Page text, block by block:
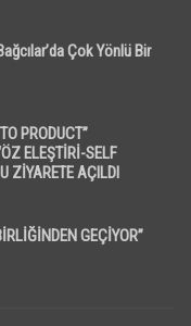
Çok Yönlü Bir
PRODUCT”
ELEŞTİRİ-SELF
ZİYARETE AÇILDI
GEÇİYOR”